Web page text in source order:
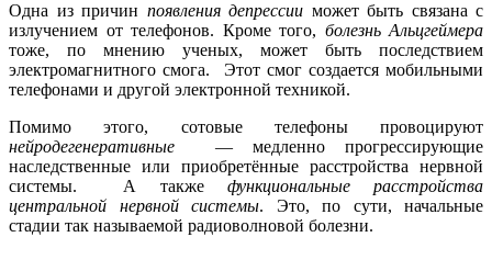
Одна из причин появления депрессии может быть связана с
излучением от телефонов. Кроме того, болезнь Альцгеймера
тоже, по мнению ученых, может быть последствием
электромагнитного смога. Этот смог создается мобильными
телефонами и другой электронной техникой.
Помимо этого, сотовые телефоны провоцируют
нейродегенеративные — медленно прогрессирующие
наследственные или приобретённые расстройства нервной
системы. А также функциональные расстройства
центральной нервной системы. Это, по сути, начальные
стадии так называемой радиоволновой болезни.